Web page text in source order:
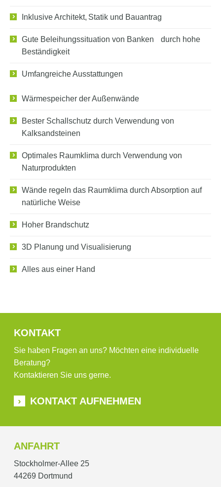
Inklusive Architekt, Statik und Bauantrag
Gute Beleihungssituation von Banken durch hohe
Beständigkeit
Umfangreiche Ausstattungen
Wärmespeicher der Außenwände
Bester Schallschutz durch Verwendung von
Kalksandsteinen
Optimales Raumklima durch Verwendung von
Naturprodukten
Wände regeln das Raumklima durch Absorption auf
natürliche Weise
Hoher Brandschutz
3D Planung und Visualisierung
Alles aus einer Hand
KONTAKT
Sie haben Fragen an uns? Möchten eine individuelle
Beratung?
Kontaktieren Sie uns gerne.
KONTAKT AUFNEHMEN
ANFAHRT
Stockholmer-Allee 25
44269 Dortmund